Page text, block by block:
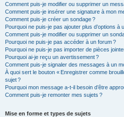
Comment puis-je modifier ou supprimer un
Comment puis-je insérer une signature à mon
Comment puis-je créer un sondage ?
Pourquoi ne puis-je pas ajouter plus d’options à
Comment puis-je modifier ou supprimer un
Pourquoi ne puis-je pas accéder à un forum ?
Pourquoi ne puis-je pas importer de pièces
Pourquoi ai-je reçu un avertissement ?
Comment puis-je signaler des messages à un
À quoi sert le bouton « Enregistrer comme
sujet ?
Pourquoi mon message a-t-il besoin d’être
Comment puis-je remonter mes sujets ?
Mise en forme et types de sujets